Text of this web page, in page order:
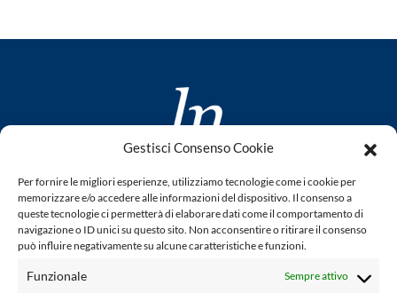
Gestisci Consenso Cookie
Per fornire le migliori esperienze, utilizziamo tecnologie come i cookie per
memorizzare e/o accedere alle informazioni del dispositivo. Il consenso a
queste tecnologie ci permetterà di elaborare dati come il comportamento di
navigazione o ID unici su questo sito. Non acconsentire o ritirare il consenso
può influire negativamente su alcune caratteristiche e funzioni.
Funzionale Sempre attivo
www.laletteraturaenoi.it
fondato da Romano Luperini
Questo blog non rappresenta una testata giornalistica in
quanto viene aggiornato senza alcuna periodicità. Non può
legge n° 62 del 7.03.2001. L'autore non è responsabile per